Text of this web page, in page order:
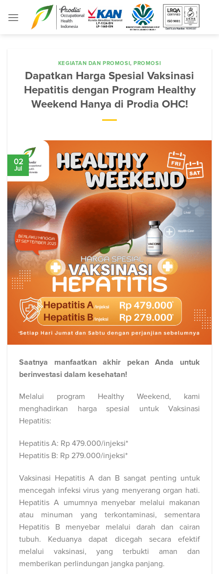
KEGIATAN DAN PROMOSI,PROMOSI
Dapatkan Harga Spesial Vaksinasi
Hepatitis dengan Program Healthy
Weekend Hanya di Prodia OHC!
02
Jul
Saatnya manfaatkan akhir pekan Anda untuk
berinvestasi dalam kesehatan!
Melalui program Healthy Weekend, kami
menghadirkan harga spesial untuk Vaksinasi
Hepatitis:
Hepatitis A: Rp 479.000/injeksi*
Hepatitis B: Rp 279.000/injeksi*
Vaksinasi Hepatitis A dan B sangat penting untuk
mencegah infeksi virus yang menyerang organ hati.
Hepatitis A umumnya menyebar melalui makanan
atau minuman yang terkontaminasi, sementara
Hepatitis B menyebar melalui darah dan cairan
tubuh. Keduanya dapat dicegah secara efektif
melalui vaksinasi, yang terbukti aman dan
memberikan perlindungan jangka panjang.